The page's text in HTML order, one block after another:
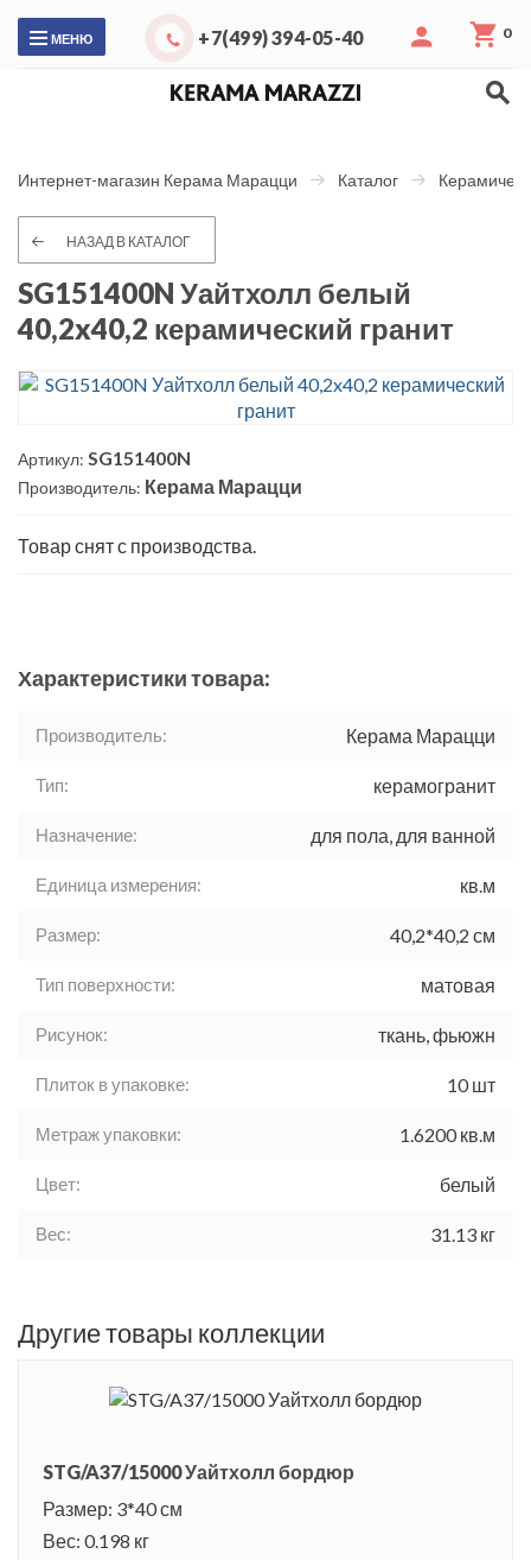
МЕНЮ +7(499) 394-05-40 0
Интернет-магазин Керама Марацци Каталог
НАЗАД В КАТАЛОГ
SG151400N Уайтхолл белый
40,2x40,2 керамический гранит
Артикул: SG151400N
Производитель: Керама Марацци
Товар снят с производства.
Характеристики товара:
Производитель: Керама Марацци
Тип: керамогранит
Назначение: для пола, для ванной
Единица измерения: кв.м
Размер: 40,2*40,2 см
Тип поверхности: матовая
Рисунок: ткань, фьюжн
Плиток в упаковке: 10 шт
Метраж упаковки: 1.6200 кв.м
Цвет: белый
Вес: 31.13 кг
Другие товары коллекции
STG/A37/15000 Уайтхолл бордюр
Размер: 3*40 см
Вес: 0.198 кг